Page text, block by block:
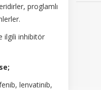
proglamlı
ilgili inhibitör
lenvatinib,